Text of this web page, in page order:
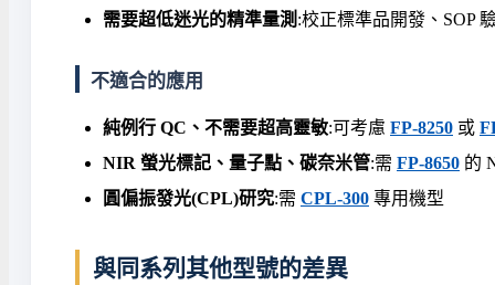
需要超低迷光的精準量測 :校正標準品開發、SOP
不適合的應用
純例行 QC、不需要超高靈敏:可考慮 FP-8250 或
NIR 螢光標記、量子點、碳奈米管:需 FP-8650 的
圓偏振發光(CPL)研究:需 CPL-300 專用機型
與同系列其他型號的差異